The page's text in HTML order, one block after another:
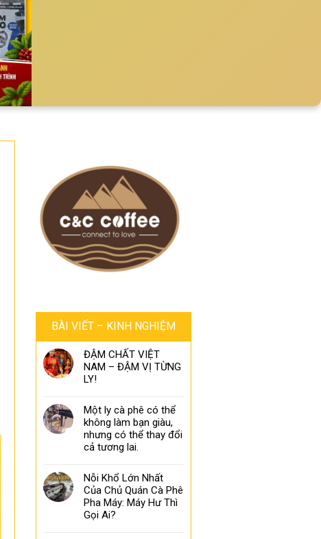
BÀI VIẾT – KINH NGHIỆM
ĐẬM CHẤT VIỆT
NAM – ĐẬM VỊ TỪNG
LY!
Một ly cà phê có thể
không làm bạn giàu,
nhưng có thể thay đổi
cả tương lai.
Nỗi Khổ Lớn Nhất
Của Chủ Quán Cà Phê
Pha Máy: Máy Hư Thì
Gọi Ai?